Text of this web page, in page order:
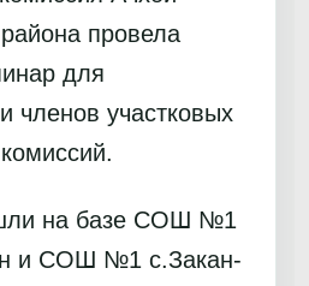
провела
для
членов участковых
на базе СОШ №1
и СОШ №1 с.Закан-